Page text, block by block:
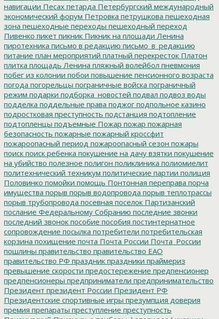
навигации Песах петарда Петербургский международный
экономический форум Петровка петрушкова пешеходная
зона пешеходные переходы пешеходный переход
Пивенко пикет пикник Пикник на площади Ленина
пиротехника письмо в редакцию письмо_в_редакцию
питание план мероприятий платный перекресток Платон
плитка площадь Ленина пляжный волейбол пневмония
побег из колонии побои повышение пенсионного возраста
погода погорельцы пограничные войска пограничный
режим подарки подборка_новостей подвал подвоз воды
подделка поддельные права поджог подпольное казино
подростковая преступность подстанция подтопление
подтопленцы подъемные Пожар пожар пожарная
безопасность пожарные пожарный кроссфит
пожароопасный период пожароопасный сезон пожары
поиск поиск ребенка покушение на дачу взятки покушение
на убийство полезное полигон поликлиника полиомиелит
политехнический техникум политические партии полиция
Половинко помойки помощь Понтонная переправа порча
имущества порыв порыв водопровода порыв теплотрассы
порыв трубопровода посевная поселок Партизанский
послание Федеральному Собранию последние звонки
последний звонок пособие пособия постинтернатное
сопровождение посылка потребители потребительская
корзина похищение почта Почта России Почта_России
пошлины правительство правительство ЕАО
правительство РФ праздник праздники праймериз
превышение скорости предостережение предпенсионер
предпенсионеры предприниматели предпринимательство
Президент президент России Президент РФ
Президентские спортивные игры презумпция доверия
премия препараты преступление преступность